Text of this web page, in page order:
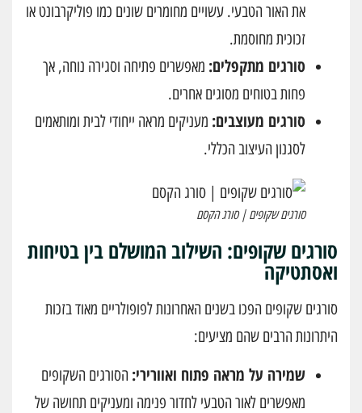
את האור הטבעי. עשויים מחומרים שונים כמו פוליקרבונט או
זכוכית מחוסמת.
סורגים מתקפלים: מאפשרים פתיחה וסגירה נוחה, אך
פחות בטוחים מסוגים אחרים.
סורגים מעוצבים: מעניקים מראה ייחודי לבית ומותאמים
לסגנון העיצוב הכללי.
סורגים שקופים | סורג הקסם
סורגים שקופים: השילוב המושלם בין בטיחות
ואסתטיקה
סורגים שקופים הפכו בשנים האחרונות לפופולריים מאוד בזכות
היתרונות הרבים שהם מציעים:
שמירה על מראה פתוח ואוורירי: הסורגים השקופים
מאפשרים לאור הטבעי לחדור פנימה ומעניקים תחושה של